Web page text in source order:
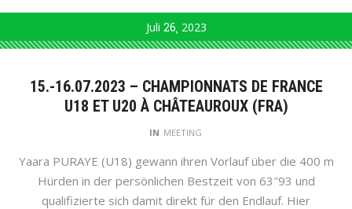
Juli 26 2023
15.-16.07.2023 – CHAMPIONNATS DE FRANCE
U18 ET U20 À CHÂTEAUROUX (FRA)
IN MEETING
Yaara PURAYE (U18) gewann ihren Vorlauf über die 400 m
Hürden in der persönlichen Bestzeit von 63″93 und
qualifizierte sich damit direkt für den Endlauf. Hier